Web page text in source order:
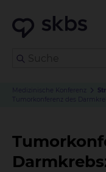
Medizinische Konferenz
Tumorkonferenz des